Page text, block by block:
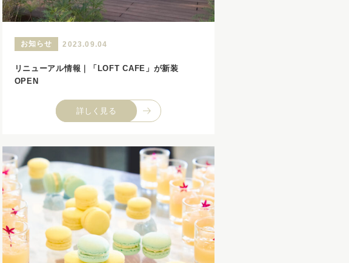
お知らせ 2023.09.04
リニューアル情報｜「LOFT CAFE」が新装
OPEN
詳しく見る